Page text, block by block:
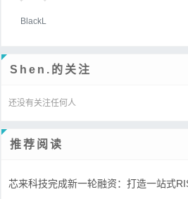
BlackL
Shen.的关注
还没有关注任何人
推荐阅读
芯来科技完成新一轮融资：打造一站式